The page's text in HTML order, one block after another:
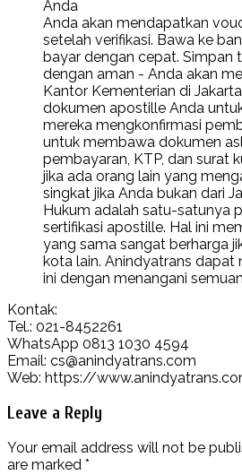
Anda
Anda akan mendapatkan
setelah verifikasi. Bawa ke
bayar dengan cepat. Simpan
dengan aman - Anda akan
Kantor Kementerian di
dokumen apostille Anda
mereka mengkonfirmasi
untuk membawa dokumen
pembayaran, KTP, dan surat
jika ada orang lain yang
singkat jika Anda bukan dari
Hukum adalah satu-satunya
sertifikasi apostille. Hal ini
yang sama sangat berharga
kota lain. Anindyatrans
ini dengan menangani
Kontak:
Tel.: 021-8452261
WhatsApp 0813 1030 4594
Email: cs@anindyatrans.com
Web: https://
Leave a Reply
Your email address will not be
are marked *